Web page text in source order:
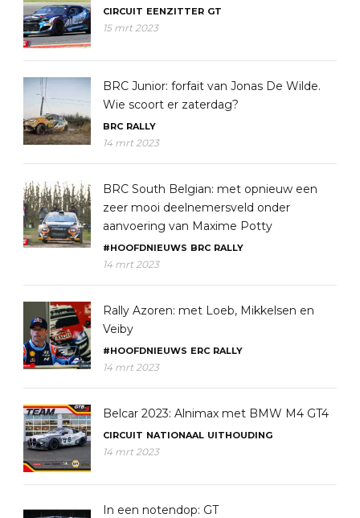
CIRCUIT EENZITTER GT
15 mrt 2023
BRC Junior: forfait van Jonas De Wilde.
Wie scoort er zaterdag?
BRC RALLY
14 mrt 2023
BRC South Belgian: met opnieuw een
zeer mooi deelnemersveld onder
aanvoering van Maxime Potty
#HOOFDNIEUWS BRC RALLY
14 mrt 2023
Rally Azoren: met Loeb, Mikkelsen en
Veiby
#HOOFDNIEUWS ERC RALLY
14 mrt 2023
Belcar 2023: Alnimax met BMW M4 GT4
CIRCUIT NATIONAAL UITHOUDING
14 mrt 2023
In een notendop: GT